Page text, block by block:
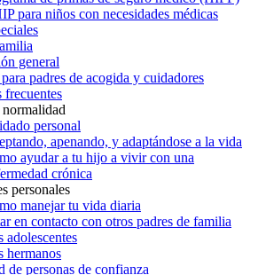
para niños con necesidades médicas
general
padres de acogida y cuidadores
frecuentes
personal
apenando, y adaptándose a la vida
ayudar a tu hijo a vivir con una
crónica
personales
manejar tu vida diaria
en contacto con otros padres de familia
adolescentes
hermanos
de personas de confianza